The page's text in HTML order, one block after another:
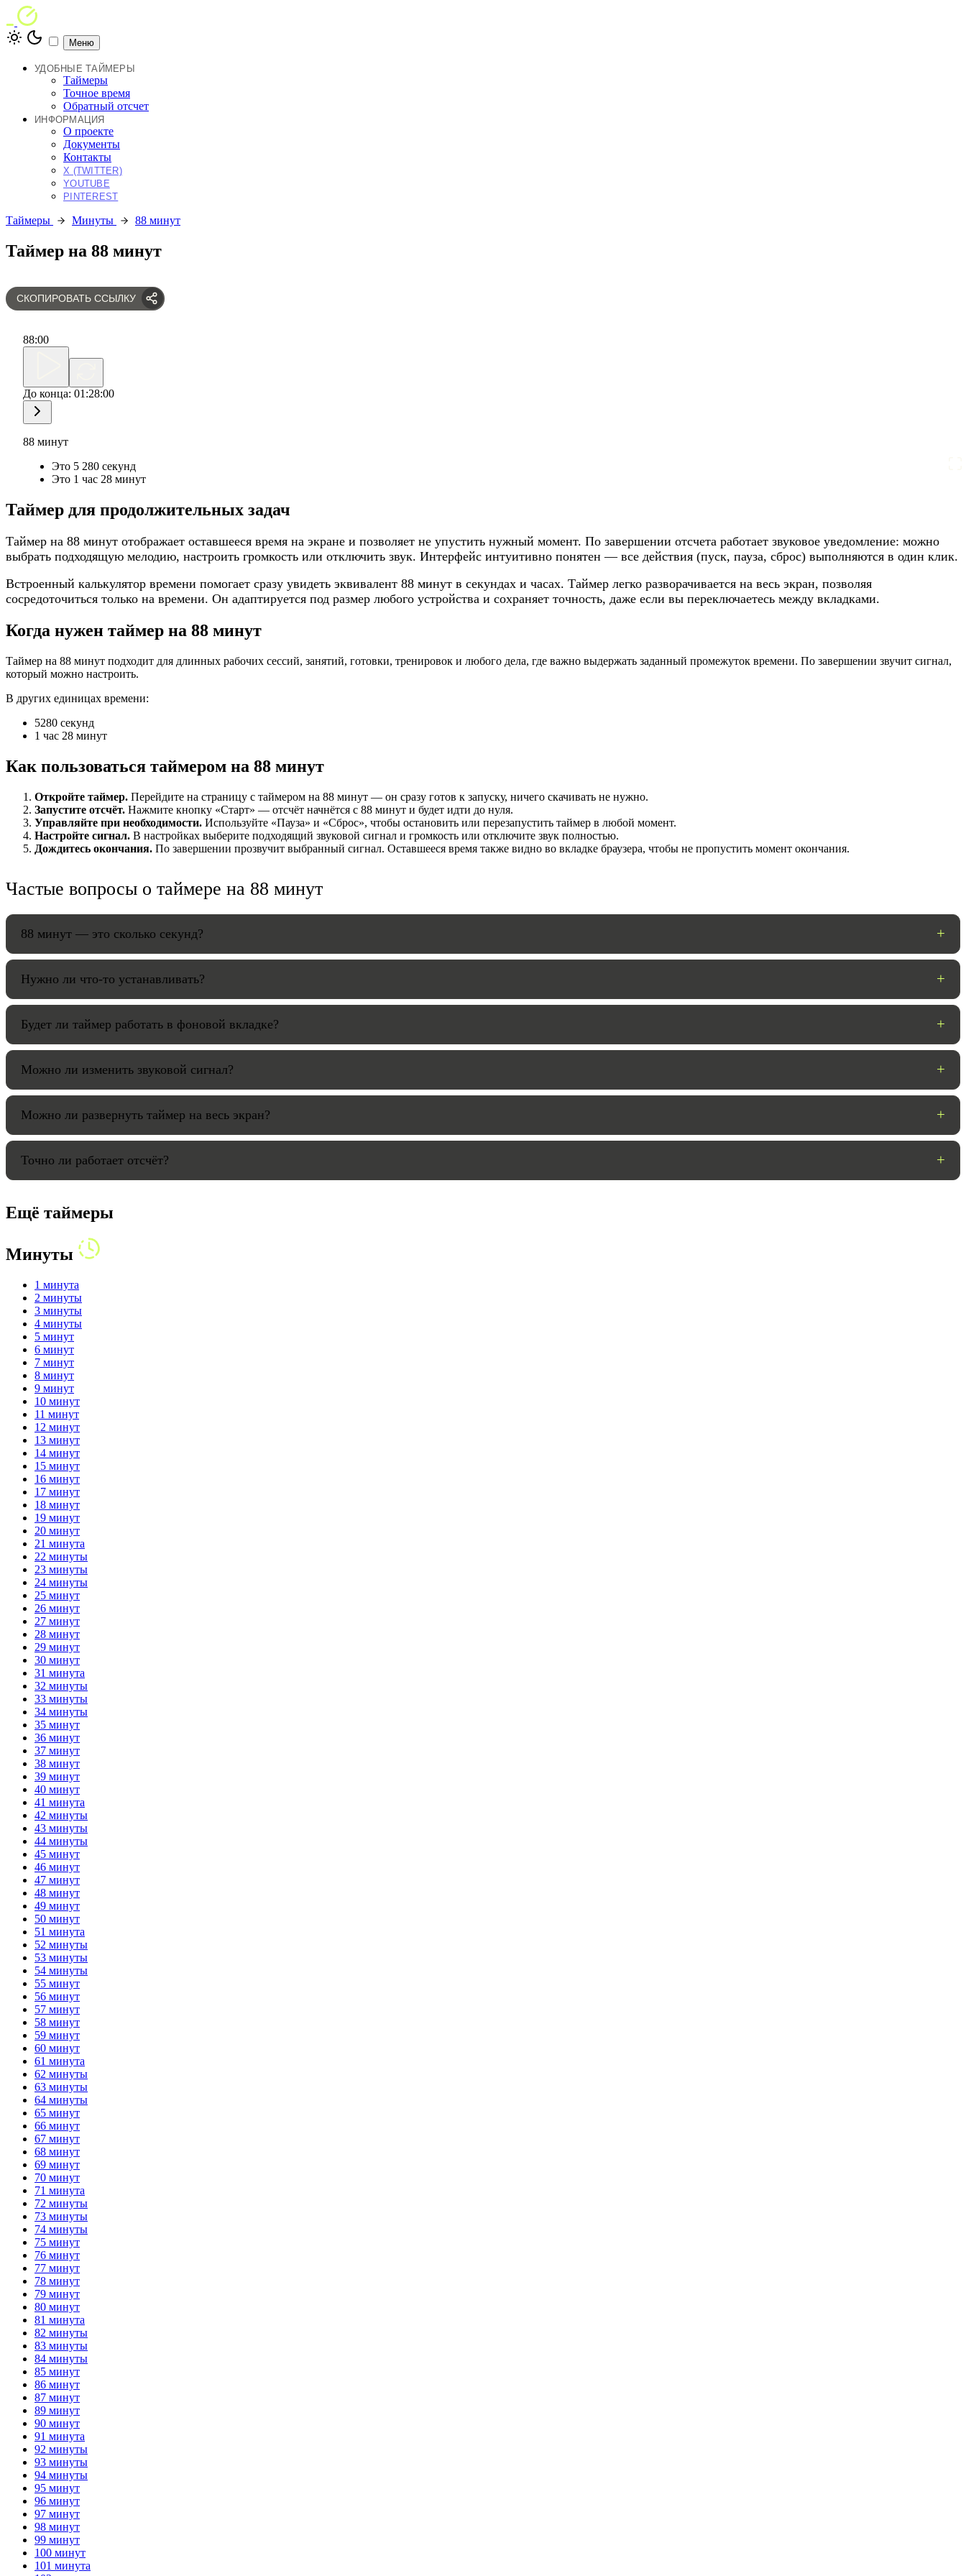
Меню
УДОБНЫЕ ТАЙМЕРЫ
Таймеры
Точное время
Обратный отсчет
ИНФОРМАЦИЯ
О проекте
Документы
Контакты
X (TWITTER)
YOUTUBE
PINTEREST
Таймеры Минуты 88 минут
Таймер на 88 минут
СКОПИРОВАТЬ ССЫЛКУ
88:00
До конца: 01:28:00
88 минут
Это 5 280 секунд
Это 1 час 28 минут
HANDY TIMERS ГОТОВО
Таймер для продолжительных задач
Таймер на 88 минут отображает оставшееся время на экране и позволяет не упустить нужный момент. По завершении отсчета работает звуковое уведомление: можно
выбрать подходящую мелодию, настроить громкость или отключить звук. Интерфейс интуитивно понятен — все действия (пуск, пауза, сброс) выполняются в один клик.
Встроенный калькулятор времени помогает сразу увидеть эквивалент 88 минут в секундах и часах. Таймер легко разворачивается на весь экран, позволяя
сосредоточиться только на времени. Он адаптируется под размер любого устройства и сохраняет точность, даже если вы переключаетесь между вкладками.
Когда нужен таймер на 88 минут
Таймер на 88 минут подходит для длинных рабочих сессий, занятий, готовки, тренировок и любого дела, где важно выдержать заданный промежуток времени. По завершении звучит сигнал,
который можно настроить.
В других единицах времени:
5280 секунд
1 час 28 минут
Как пользоваться таймером на 88 минут
Откройте таймер. Перейдите на страницу с таймером на 88 минут — он сразу готов к запуску, ничего скачивать не нужно.
Запустите отсчёт. Нажмите кнопку «Старт» — отсчёт начнётся с 88 минут и будет идти до нуля.
Управляйте при необходимости. Используйте «Пауза» и «Сброс», чтобы остановить или перезапустить таймер в любой момент.
Настройте сигнал. В настройках выберите подходящий звуковой сигнал и громкость или отключите звук полностью.
Дождитесь окончания. По завершении прозвучит выбранный сигнал. Оставшееся время также видно во вкладке браузера, чтобы не пропустить момент окончания.
Частые вопросы о таймере на 88 минут
88 минут — это сколько секунд?
Нужно ли что-то устанавливать?
Будет ли таймер работать в фоновой вкладке?
Можно ли изменить звуковой сигнал?
Можно ли развернуть таймер на весь экран?
Точно ли работает отсчёт?
Ещё таймеры
Минуты
1 минута
2 минуты
3 минуты
4 минуты
5 минут
6 минут
7 минут
8 минут
9 минут
10 минут
11 минут
12 минут
13 минут
14 минут
15 минут
16 минут
17 минут
18 минут
19 минут
20 минут
21 минута
22 минуты
23 минуты
24 минуты
25 минут
26 минут
27 минут
28 минут
29 минут
30 минут
31 минута
32 минуты
33 минуты
34 минуты
35 минут
36 минут
37 минут
38 минут
39 минут
40 минут
41 минута
42 минуты
43 минуты
44 минуты
45 минут
46 минут
47 минут
48 минут
49 минут
50 минут
51 минута
52 минуты
53 минуты
54 минуты
55 минут
56 минут
57 минут
58 минут
59 минут
60 минут
61 минута
62 минуты
63 минуты
64 минуты
65 минут
66 минут
67 минут
68 минут
69 минут
70 минут
71 минута
72 минуты
73 минуты
74 минуты
75 минут
76 минут
77 минут
78 минут
79 минут
80 минут
81 минута
82 минуты
83 минуты
84 минуты
85 минут
86 минут
87 минут
89 минут
90 минут
91 минута
92 минуты
93 минуты
94 минуты
95 минут
96 минут
97 минут
98 минут
99 минут
100 минут
101 минута